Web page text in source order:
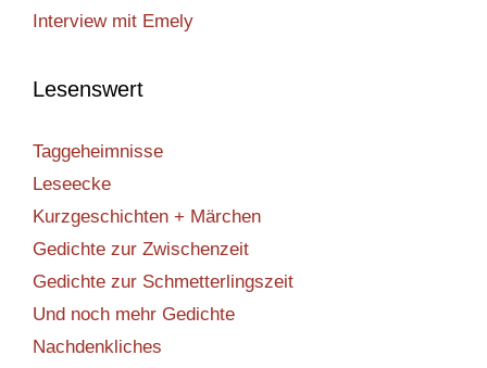
Interview mit Emely
Lesenswert
Taggeheimnisse
Leseecke
Kurzgeschichten + Märchen
Gedichte zur Zwischenzeit
Gedichte zur Schmetterlingszeit
Und noch mehr Gedichte
Nachdenkliches